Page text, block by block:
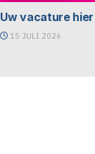
Uw vacature hier
15 JULI 2026